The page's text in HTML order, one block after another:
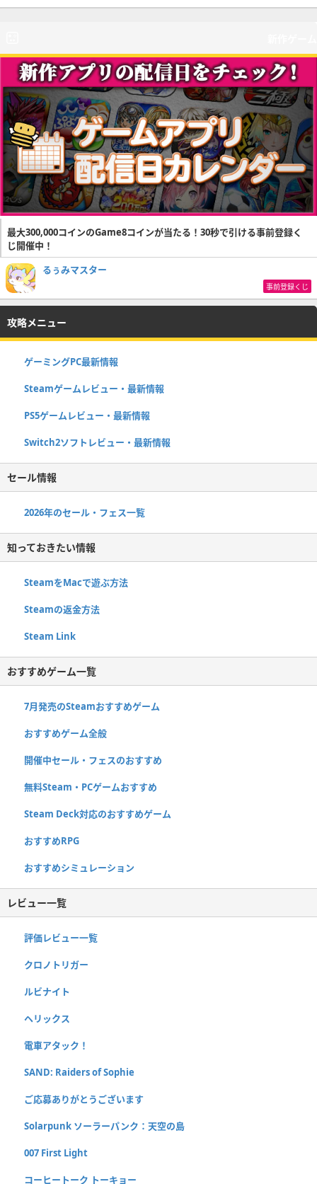
最大300,000コインのGame8コインが当たる！30秒で引ける事前登録く
じ開催中！
るぅみマスター
事前登録くじ
攻略メニュー
ゲーミングPC最新情報
Steamゲームレビュー・最新情報
PS5ゲームレビュー・最新情報
Switch2ソフトレビュー・最新情報
セール情報
2026年のセール・フェス一覧
知っておきたい情報
SteamをMacで遊ぶ方法
Steamの返金方法
Steam Link
おすすめゲーム一覧
7月発売のSteamおすすめゲーム
おすすめゲーム全般
開催中セール・フェスのおすすめ
無料Steam・PCゲームおすすめ
Steam Deck対応のおすすめゲーム
おすすめRPG
おすすめシミュレーション
レビュー一覧
評価レビュー一覧
クロノトリガー
ルビナイト
ヘリックス
電車アタック！
SAND: Raiders of Sophie
ご応募ありがとうございます
Solarpunk ソーラーパンク：天空の島
007 First Light
コーヒートーク トーキョー